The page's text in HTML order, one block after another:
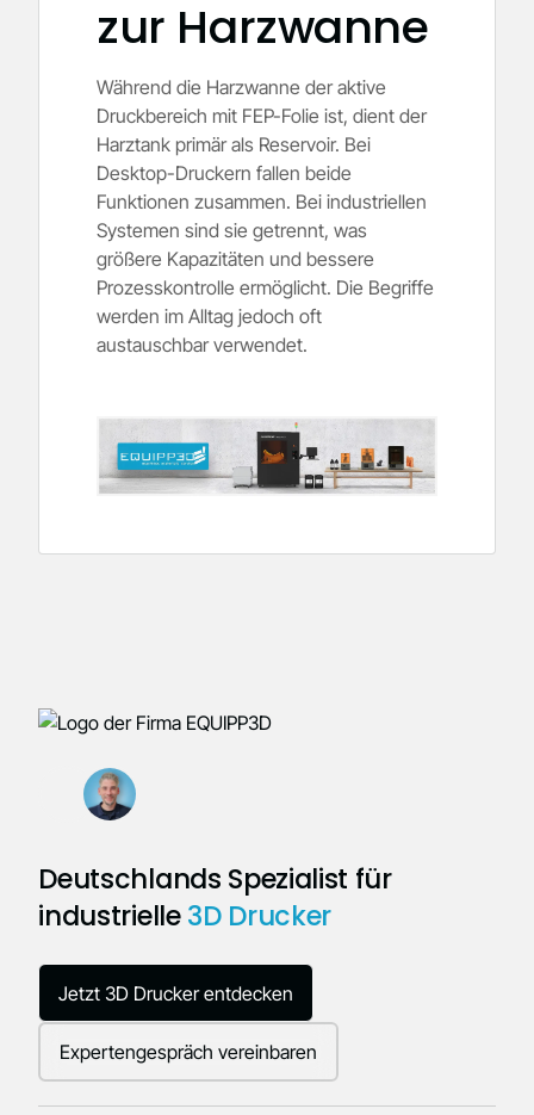
zur Harzwanne
Während die Harzwanne der aktive
Druckbereich mit FEP-Folie ist, dient der
Harztank primär als Reservoir. Bei
Desktop-Druckern fallen beide
Funktionen zusammen. Bei industriellen
Systemen sind sie getrennt, was
größere Kapazitäten und bessere
Prozesskontrolle ermöglicht. Die Begriffe
werden im Alltag jedoch oft
austauschbar verwendet.
Deutschlands Spezialist für
industrielle3D Drucker
Jetzt 3D Drucker entdecken
Expertengespräch vereinbaren